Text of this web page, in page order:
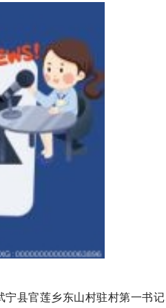
县官莲乡东山村驻村第一书